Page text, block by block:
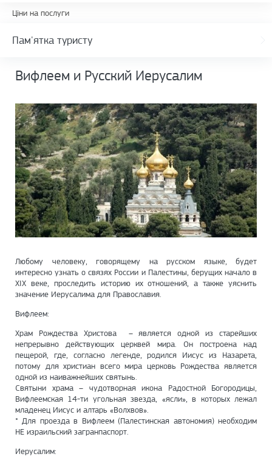
Ціни на послуги
Пам'ятка туристу
Вифлеем и Русский Иерусалим
Любому человеку, говорящему на русском языке, будет
интересно узнать о связях России и Палестины, берущих начало в
XIX веке, проследить историю их отношений, а также уяснить
значение Иерусалима для Православия.
Вифлеем:
Храм Рождества Христова – является одной из старейших
непрерывно действующих церквей мира. Он построена над
пещерой, где, согласно легенде, родился Иисус из Назарета,
потому для христиан всего мира церковь Рождества является
одной из наиважнейших святынь.
Святыни храма – чудотворная икона Радостной Богородицы,
Вифлеемская 14-ти угольная звезда, «ясли», в которых лежал
младенец Иисус и алтарь «Волхвов».
* Для проезда в Вифлеем (Палестинская автономия) необходим
НЕ израильский загранпаспорт.
Иерусалим: